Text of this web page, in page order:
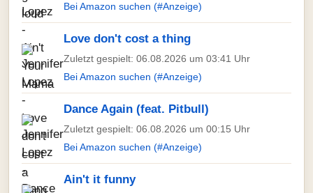
Bei Amazon suchen (#Anzeige)
Love don't cost a thing
Zuletzt gespielt: 06.08.2026 um 03:41 Uhr
Bei Amazon suchen (#Anzeige)
Dance Again (feat. Pitbull)
Zuletzt gespielt: 06.08.2026 um 00:15 Uhr
Bei Amazon suchen (#Anzeige)
Ain't it funny